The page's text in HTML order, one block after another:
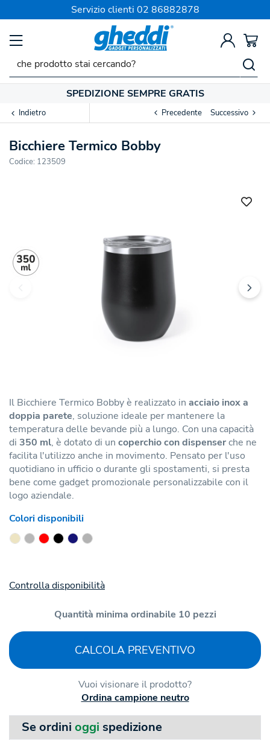
Servizio clienti 02 86882878
SPEDIZIONE SEMPRE GRATIS
Indietro Precedente Successivo
Bicchiere Termico Bobby
Codice: 123509
Il Bicchiere Termico Bobby è realizzato in acciaio inox a
doppia parete, soluzione ideale per mantenere la
temperatura delle bevande più a lungo. Con una capacità
di 350 ml, è dotato di un coperchio con dispenserche ne
facilita l'utilizzo anche in movimento. Pensato per l'uso
quotidiano in ufficio o durante gli spostamenti, si presta
bene come gadget promozionale personalizzabile con il
logo aziendale.
Colori disponibili
Controlla disponibilità
Quantità minima ordinabile 10 pezzi
CALCOLA PREVENTIVO
Vuoi visionare il prodotto?
Ordina campione neutro
Se ordini oggi spedizione